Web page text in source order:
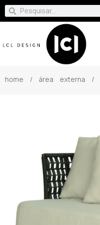
home / área externa /